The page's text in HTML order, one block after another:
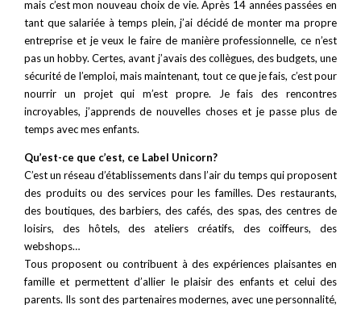
mais c’est mon nouveau choix de vie. Après 14 années passées en
tant que salariée à temps plein, j’ai décidé de monter ma propre
entreprise et je veux le faire de manière professionnelle, ce n’est
pas un hobby. Certes, avant j’avais des collègues, des budgets, une
sécurité de l’emploi, mais maintenant, tout ce que je fais, c’est pour
nourrir un projet qui m’est propre. Je fais des rencontres
incroyables, j’apprends de nouvelles choses et je passe plus de
temps avec mes enfants.
Qu’est-ce que c’est, ce Label Unicorn?
C’est un réseau d’établissements dans l’air du temps qui proposent
des produits ou des services pour les familles. Des restaurants,
des boutiques, des barbiers, des cafés, des spas, des centres de
loisirs, des hôtels, des ateliers créatifs, des coiffeurs, des
webshops…
Tous proposent ou contribuent à des expériences plaisantes en
famille et permettent d’allier le plaisir des enfants et celui des
parents. Ils sont des partenaires modernes, avec une personnalité,